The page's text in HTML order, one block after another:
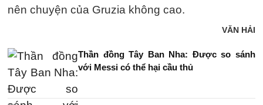
nên chuyện của Gruzia không cao.
VĂN HẢI
Thần đồng Tây Ban Nha: Được so sánh
với Messi có thể hại cầu thủ